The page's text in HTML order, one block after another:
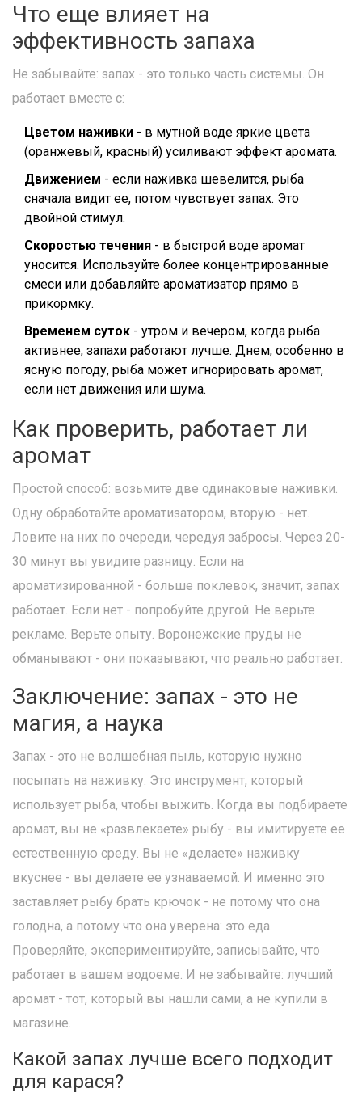
Что еще влияет на
эффективность запаха
Не забывайте: запах - это только часть системы. Он
работает вместе с:
Цветом наживки - в мутной воде яркие цвета
(оранжевый, красный) усиливают эффект аромата.
Движением - если наживка шевелится, рыба
сначала видит ее, потом чувствует запах. Это
двойной стимул.
Скоростью течения - в быстрой воде аромат
уносится. Используйте более концентрированные
смеси или добавляйте ароматизатор прямо в
прикормку.
Временем суток - утром и вечером, когда рыба
активнее, запахи работают лучше. Днем, особенно в
ясную погоду, рыба может игнорировать аромат,
если нет движения или шума.
Как проверить, работает ли
аромат
Простой способ: возьмите две одинаковые наживки.
Одну обработайте ароматизатором, вторую - нет.
Ловите на них по очереди, чередуя забросы. Через 20-
30 минут вы увидите разницу. Если на
ароматизированной - больше поклевок, значит, запах
работает. Если нет - попробуйте другой. Не верьте
рекламе. Верьте опыту. Воронежские пруды не
обманывают - они показывают, что реально работает.
Заключение: запах - это не
магия, а наука
Запах - это не волшебная пыль, которую нужно
посыпать на наживку. Это инструмент, который
использует рыба, чтобы выжить. Когда вы подбираете
аромат, вы не «развлекаете» рыбу - вы имитируете ее
естественную среду. Вы не «делаете» наживку
вкуснее - вы делаете ее узнаваемой. И именно это
заставляет рыбу брать крючок - не потому что она
голодна, а потому что она уверена: это еда.
Проверяйте, экспериментируйте, записывайте, что
работает в вашем водоеме. И не забывайте: лучший
аромат - тот, который вы нашли сами, а не купили в
магазине.
Какой запах лучше всего подходит
для карася?